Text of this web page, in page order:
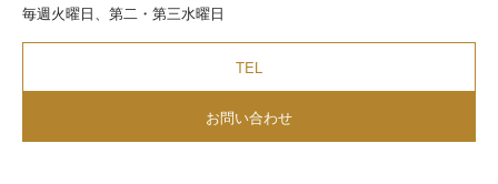
毎週火曜日、第二・第三水曜日
TEL
お問い合わせ